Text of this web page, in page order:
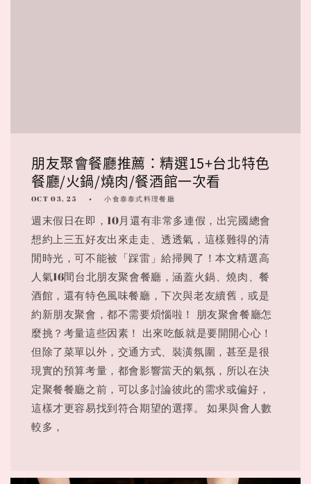
朋友聚會餐廳推薦：精選15+台北特色
餐廳/火鍋/燒肉/餐酒館一次看
OCT 03, 25 小食泰泰式料理餐廳
週末假日在即，10月還有非常多連假，出完國總會
想約上三五好友出來走走、透透氣，這樣難得的清
閒時光，可不能被「踩雷」給掃興了！本文精選高
人氣16間台北朋友聚會餐廳，涵蓋火鍋、燒肉、餐
酒館，還有特色風味餐廳，下次與老友續舊，或是
約新朋友聚會，都不需要煩惱啦！ 朋友聚會餐廳怎
麼挑？考量這些因素！ 出來吃飯就是要開開心心！
但除了菜單以外，交通方式、裝潢氛圍，甚至是很
現實的預算考量，都會影響當天的氣氛，所以在決
定聚餐餐廳之前，可以多討論彼此的需求或偏好，
這樣才更容易找到符合期望的選擇。 如果與會人數
較多，